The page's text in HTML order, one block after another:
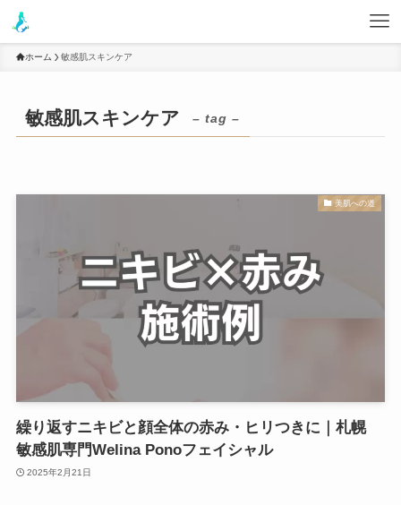
ホーム 敏感肌スキンケア
敏感肌スキンケア – tag –
美肌への道
繰り返すニキビと顔全体の赤み・ヒリつきに｜札幌
敏感肌専門Welina Ponoフェイシャル
2025年2月21日